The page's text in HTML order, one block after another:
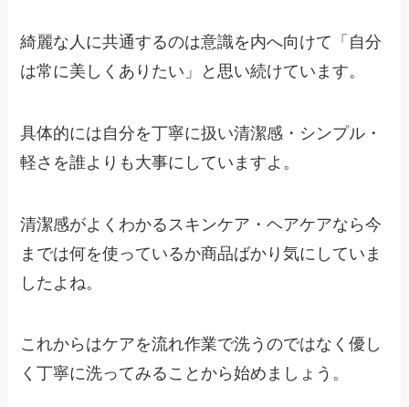
綺麗な人に共通するのは意識を内へ向けて「自分
は常に美しくありたい」と思い続けています。
具体的には自分を丁寧に扱い清潔感・シンプル・
軽さを誰よりも大事にしていますよ。
清潔感がよくわかるスキンケア・ヘアケアなら今
までは何を使っているか商品ばかり気にしていま
したよね。
これからはケアを流れ作業で洗うのではなく優し
く丁寧に洗ってみることから始めましょう。